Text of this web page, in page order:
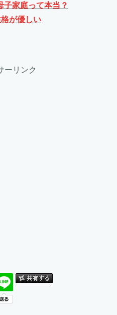
子家庭って本当？
が優しい
ーリンク